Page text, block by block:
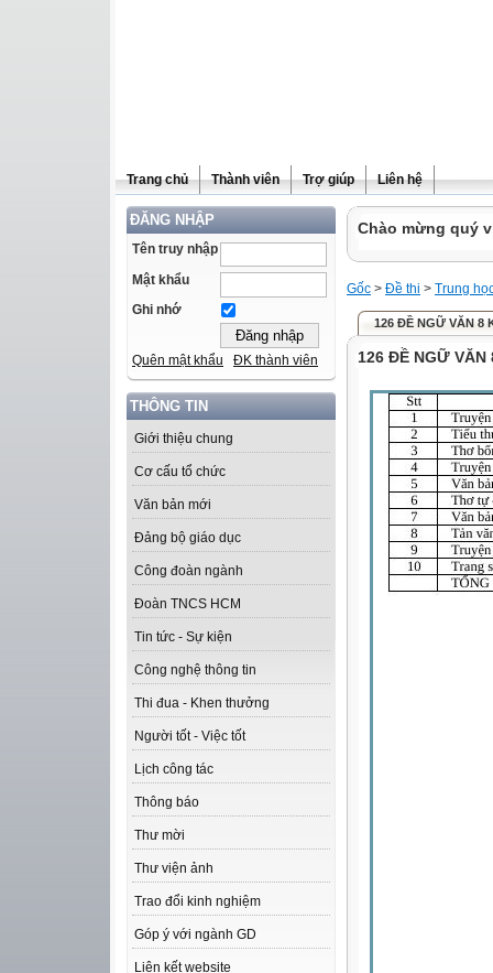
Trang chủ Thành viên Trợ giúp Liên hệ
ĐĂNG NHẬP
Tên truy nhập
Mật khẩu
Ghi nhớ
Quên mật khẩu ĐK thành viên
THÔNG TIN
Giới thiệu chung
Cơ cấu tổ chức
Văn bản mới
Đảng bộ giáo dục
Công đoàn ngành
Đoàn TNCS HCM
Tin tức - Sự kiện
Công nghệ thông tin
Thi đua - Khen thưởng
Người tốt - Việc tốt
Lịch công tác
Thông báo
Thư mời
Thư viện ảnh
Trao đổi kinh nghiệm
Góp ý với ngành GD
Liên kết website
Chào mừng quý
Gốc > Đề thi > Trung
126 ĐỀ NGỮ VĂN 8
126 ĐỀ NGỮ VĂN